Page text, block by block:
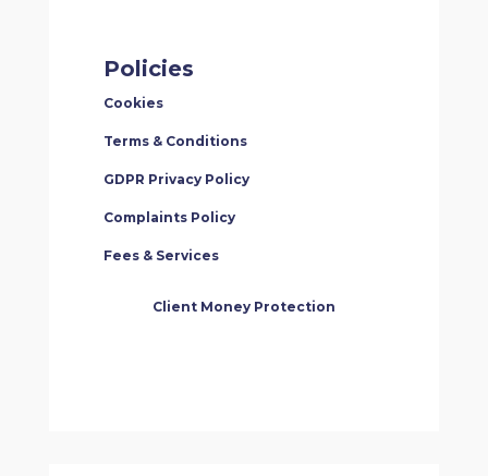
Policies
Cookies
Terms & Conditions
GDPR Privacy Policy
Complaints Policy
Fees & Services
Client Money Protection